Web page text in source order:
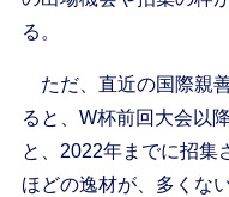
る。
ただ、直近の国際親
ると、W杯前回大会以
と、2022年までに招集
ほどの逸材が、多くな